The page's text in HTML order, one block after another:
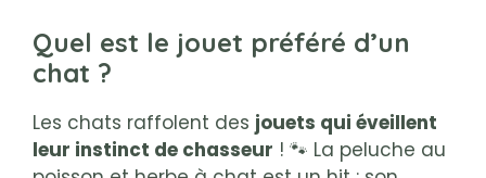
Quel est le jouet préféré d’un
chat ?
Les chats raffolent des jouets qui éveillent
leur instinct de chasseur ! 🐾 La peluche au